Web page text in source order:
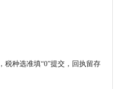
税种选准填“0”提交，回执留存